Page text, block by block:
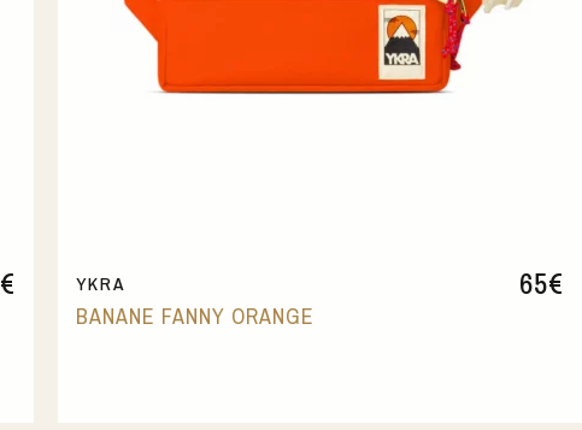
€ 65€
YKRA
BANANE FANNY ORANGE